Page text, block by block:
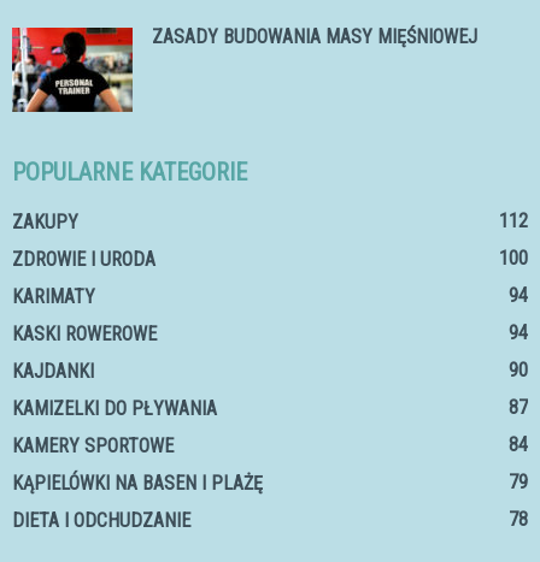
ZASADY BUDOWANIA MASY MIĘŚNIOWEJ
POPULARNE KATEGORIE
ZAKUPY
112
ZDROWIE I URODA
100
KARIMATY
94
KASKI ROWEROWE
94
KAJDANKI
90
KAMIZELKI DO PŁYWANIA
87
KAMERY SPORTOWE
84
KĄPIELÓWKI NA BASEN I PLAŻĘ
79
DIETA I ODCHUDZANIE
78